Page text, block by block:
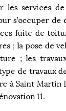
les services
s’occuper
fuite de
; la pose de
; les
de travaux
à Saint Martin
11.